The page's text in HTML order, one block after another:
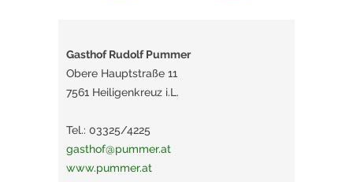
Gasthof Rudolf Pummer
Obere Hauptstraße 11
7561 Heiligenkreuz i.L.
Tel.: 03325/4225
gasthof@pummer.at
www.pummer.at